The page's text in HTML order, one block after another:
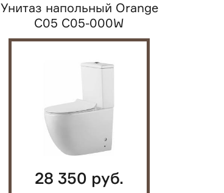
Унитаз напольный Orange
C05 C05-000W
горизонтальный выпуск...
28 350 руб.